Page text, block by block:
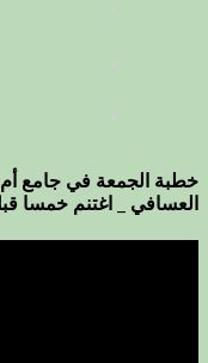
خطبة الجمعة في جامع أم
العسافي _ اغتنم خمسا